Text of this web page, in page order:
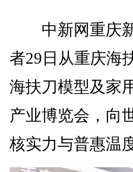
中新网重庆新
者29日从重庆海
海扶刀模型及家
产业博览会，向
核实力与普惠温